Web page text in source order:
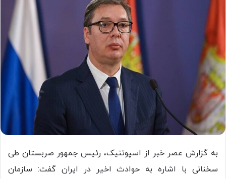
به گزارش عصر خبر از اسپوتنیک، رئیس جمهور صربستان طی
سخنانی با اشاره به حوادث اخیر در ایران گفت: سازمان